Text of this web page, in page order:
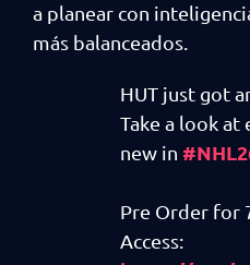
a planear con
más balanceados.
HUT just got
Take a look at
new in
Pre Order for
Access: